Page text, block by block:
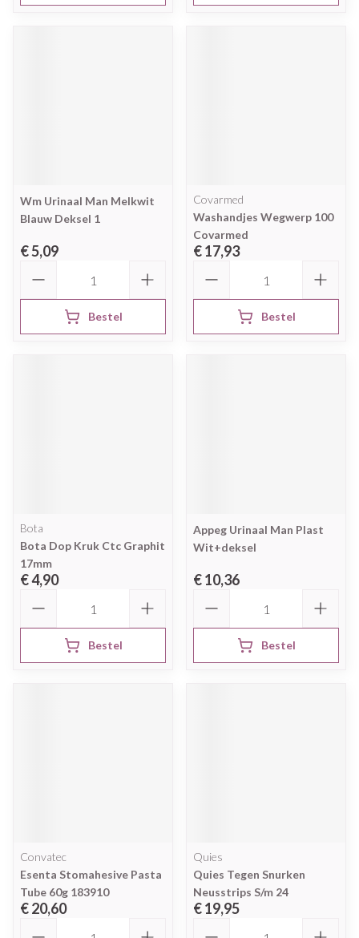
Wm Urinaal Man Melkwit
Blauw Deksel 1
€ 5,09
Bestel
Covarmed
Washandjes Wegwerp 100
Covarmed
€ 17,93
Bestel
Bota
Bota Dop Kruk Ctc Graphit
17mm
€ 4,90
Bestel
Appeg Urinaal Man Plast
Wit+deksel
€ 10,36
Bestel
Convatec
Esenta Stomahesive Pasta
Tube 60g 183910
€ 20,60
Quies
Quies Tegen Snurken
Neusstrips S/m 24
€ 19,95